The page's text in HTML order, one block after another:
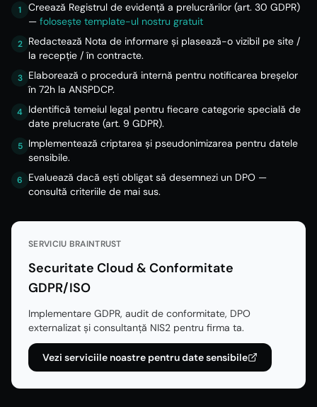
1
Creează Registrul de evidență a prelucrărilor (art. 30 GDPR)
— folosește template-ul nostru gratuit
2 Redactează Nota de informare și plasează-o vizibil pe site /
la recepție / în contracte.
3 Elaborează o procedură internă pentru notificarea breșelor
în 72h la ANSPDCP.
4 Identifică temeiul legal pentru fiecare categorie specială de
date prelucrate (art. 9 GDPR).
5 Implementează criptarea și pseudonimizarea pentru datele
sensibile.
6
Evaluează dacă ești obligat să desemnezi un DPO —
consultă criteriile de mai sus.
SERVICIU BRAINTRUST
Securitate Cloud & Conformitate
GDPR/ISO
Implementare GDPR, audit de conformitate, DPO
externalizat și consultanță NIS2 pentru firma ta.
Vezi serviciile noastre pentru date sensibile